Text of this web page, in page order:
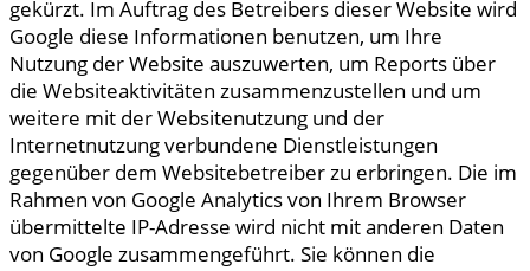
gekürzt. Im Auftrag des Betreibers dieser Website wird
Google diese Informationen benutzen, um Ihre
Nutzung der Website auszuwerten, um Reports über
die Websiteaktivitäten zusammenzustellen und um
weitere mit der Websitenutzung und der
Internetnutzung verbundene Dienstleistungen
gegenüber dem Websitebetreiber zu erbringen. Die im
Rahmen von Google Analytics von Ihrem Browser
übermittelte IP-Adresse wird nicht mit anderen Daten
von Google zusammengeführt. Sie können die